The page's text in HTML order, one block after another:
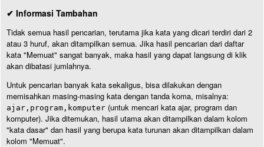
✔ Informasi Tambahan
Tidak semua hasil pencarian, terutama jika kata yang dicari terdiri dari 2
atau 3 huruf, akan ditampilkan semua. Jika hasil pencarian dari daftar
kata "Memuat" sangat banyak, maka hasil yang dapat langsung di klik
akan dibatasi jumlahnya.
Untuk pencarian banyak kata sekaligus, bisa dilakukan dengan
memisahkan masing-masing kata dengan tanda koma, misalnya:
ajar,program,komputer (untuk mencari kata ajar, program dan
komputer). Jika ditemukan, hasil utama akan ditampilkan dalam kolom
"kata dasar" dan hasil yang berupa kata turunan akan ditampilkan dalam
kolom "Memuat".